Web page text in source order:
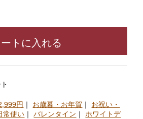
トに入れる
円 ｜ お歳暮・お年賀 ｜ お祝い・
常使い ｜バレンタイン ｜ ホワイトデ